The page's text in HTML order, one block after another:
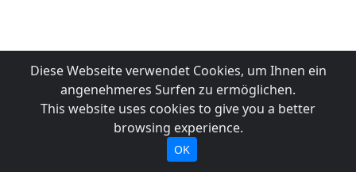
Diese Webseite verwendet Cookies, um Ihnen ein
angenehmeres Surfen zu ermöglichen.
This website uses cookies to give you a better
browsing experience.
OK